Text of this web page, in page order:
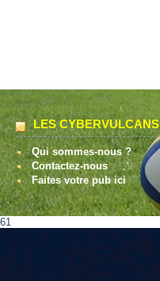
LES CYBERVULCANS
Qui sommes-nous ?
Contactez-nous
Faites votre pub ici
61